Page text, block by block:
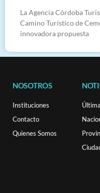
La Agencia Córdoba
Camino Turístico de
innovadora propuesta
NOSOTROS
Instituciones
Contacto
Quienes Somos